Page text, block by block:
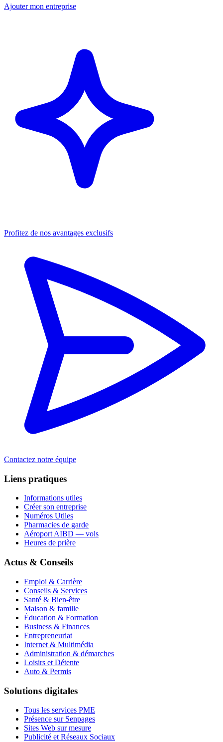
Ajouter mon entreprise
Profitez de nos avantages exclusifs
Contactez notre équipe
Liens pratiques
Informations utiles
Créer son entreprise
Numéros Utiles
Pharmacies de garde
Aéroport AIBD — vols
Heures de prière
Actus & Conseils
Emploi & Carrière
Conseils & Services
Santé & Bien-être
Maison & famille
Éducation & Formation
Business & Finances
Entrepreneuriat
Internet & Multimédia
Administration & démarches
Loisirs et Détente
Auto & Permis
Solutions digitales
Tous les services PME
Présence sur Senpages
Sites Web sur mesure
Publicité et Réseaux Sociaux